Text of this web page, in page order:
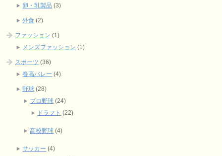
卵・乳製品 (3)
外食 (2)
ファッション (1)
メンズファッション (1)
スポーツ (36)
春高バレー (4)
野球 (28)
プロ野球 (24)
ドラフト (22)
高校野球 (4)
サッカー (4)